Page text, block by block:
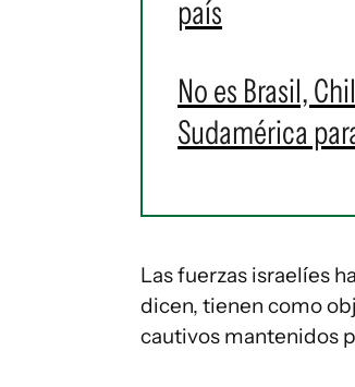
país
No es Brasil,
Sudamérica
Las fuerzas israelíes
dicen, tienen como
cautivos mantenidos